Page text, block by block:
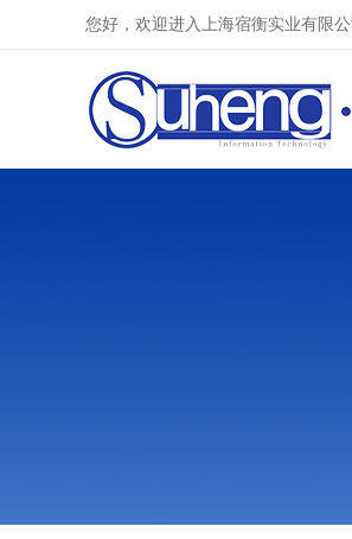
您好，欢迎进入上海宿衡实业有限公